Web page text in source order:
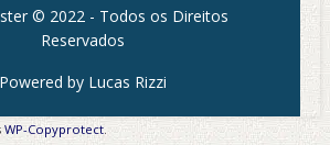
© 2022 - Todos os Direitos
Reservados
Powered by Lucas Rizzi
WP-Copyprotect.